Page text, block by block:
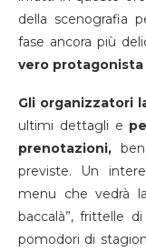
della scenografia
fase ancora più
vero
Gli organizzatori
ultimi dettagli e
prenotazioni,
previste. Un
menu che vedrà
baccalà”, frittelle
pomodori di